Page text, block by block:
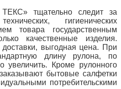
тщательно следит за
гигиенических
товара государственным
качественные изделия.
выгодная цена. При
длину рулона, по
увеличить. Кроме рулонного
бытовые салфетки
потребительскими